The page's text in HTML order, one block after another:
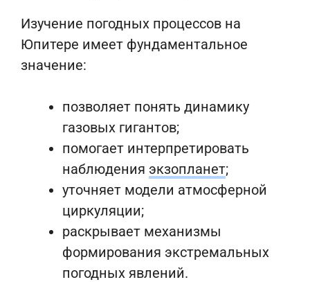
Изучение погодных процессов на
Юпитере имеет фундаментальное
значение:
позволяет понять динамику
газовых гигантов;
помогает интерпретировать
наблюдения экзопланет;
уточняет модели атмосферной
циркуляции;
раскрывает механизмы
формирования экстремальных
погодных явлений.